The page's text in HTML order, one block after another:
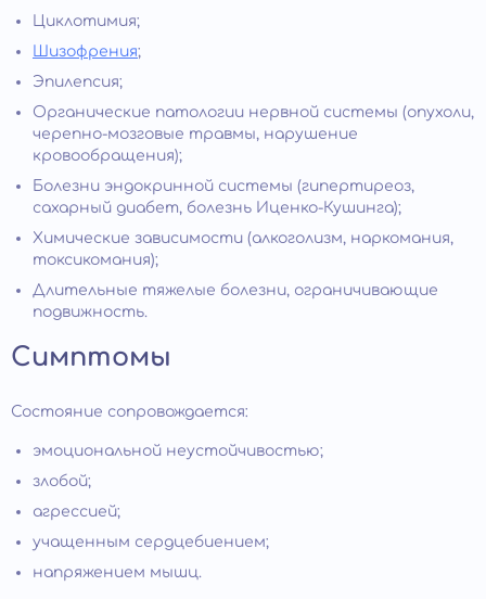
Циклотимия;
Шизофрения;
Эпилепсия;
Органические патологии нервной системы (опухоли,
черепно-мозговые травмы, нарушение
кровообращения);
Болезни эндокринной системы (гипертиреоз,
сахарный диабет, болезнь Иценко-Кушинга);
Химические зависимости (алкоголизм, наркомания,
токсикомания);
Длительные тяжелые болезни, ограничивающие
подвижность.
Симптомы
Состояние сопровождается:
эмоциональной неустойчивостью;
злобой;
агрессией;
учащенным сердцебиением;
напряжением мышц.